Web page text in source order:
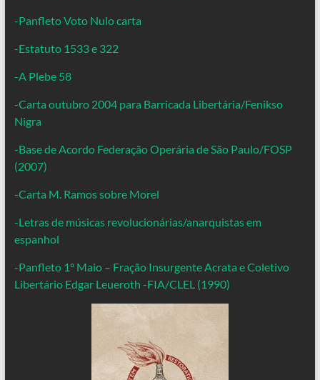
-Panfleto Voto Nulo carta
-Estatuto 1533 e 322
-A Plebe 58
-Carta outubro 2004 para Barricada Libertária/Fenikso
Nigra
-Base de Acordo Federação Operária de São Paulo/FOSP
(2007)
-Carta M. Ramos sobre Morel
-Letras de músicas revolucionárias/anarquistas em
espanhol
-Panfleto 1º Maio – Fração Insurgente Acrata e Coletivo
Libertário Edgar Leueroth -FIA/CLEL (1990)